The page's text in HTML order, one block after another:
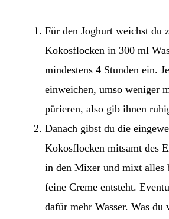
Für den Joghurt weichst du
Kokosflocken in 300 ml
mindestens 4 Stunden ein.
einweichen, umso weniger
pürieren, also gib ihnen
Danach gibst du die
Kokosflocken mitsamt des
in den Mixer und mixt alles
feine Creme entsteht.
dafür mehr Wasser. Was du